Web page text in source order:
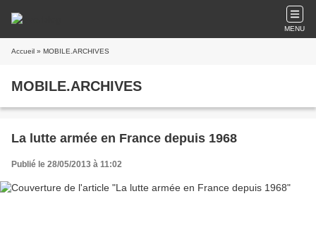
MENU
Accueil » MOBILE.ARCHIVES
MOBILE.ARCHIVES
La lutte armée en France depuis 1968
Publié le 28/05/2013 à 11:02